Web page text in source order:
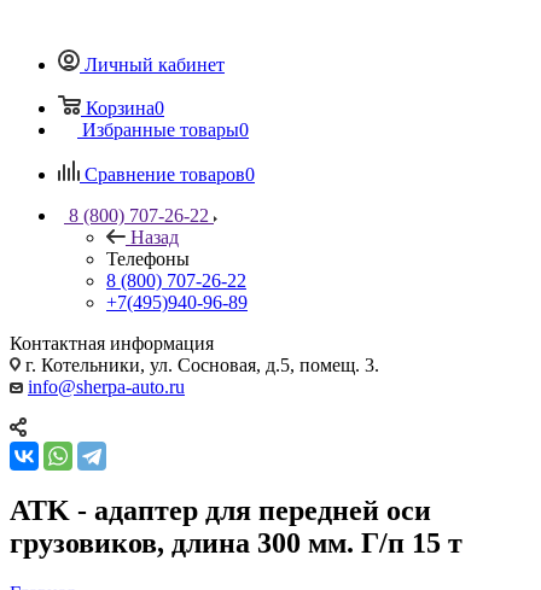
Личный кабинет
Корзина0
Избранные товары0
Сравнение товаров0
8 (800) 707-26-22
Назад
Телефоны
8 (800) 707-26-22
+7(495)940-96-89
Контактная информация
г. Котельники, ул. Сосновая, д.5, помещ. 3.
info@sherpa-auto.ru
ATK - адаптер для передней оси
грузовиков, длина 300 мм. Г/п 15 т